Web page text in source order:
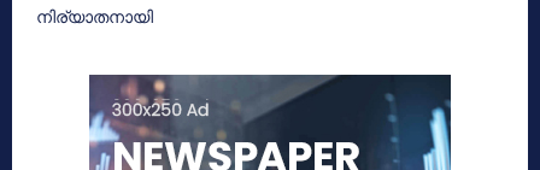
നിര്യാതനായി